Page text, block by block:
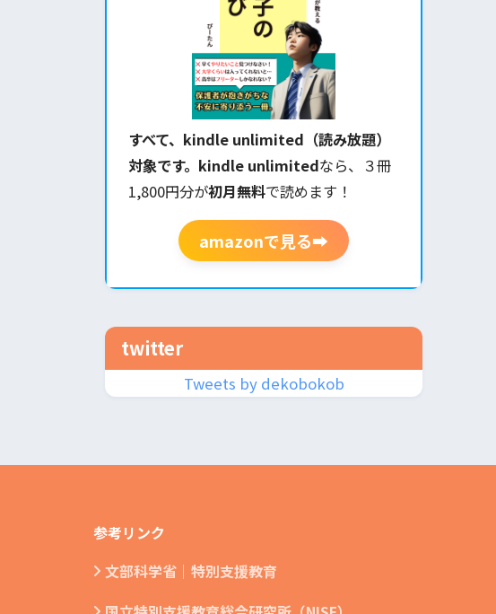
すべて、kindle unlimited（読み放題）
対象です。kindle unlimitedなら、３冊
1,800円分が初月無料で読めます！
amazonで見る➡
twitter
Tweets by dekobokob
参考リンク
文部科学省｜特別支援教育